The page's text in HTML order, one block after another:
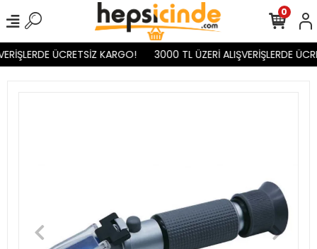
ÜCRETSİZ KARGO! 3000 TL ÜZERİ ALIŞVERİŞLERDE
0